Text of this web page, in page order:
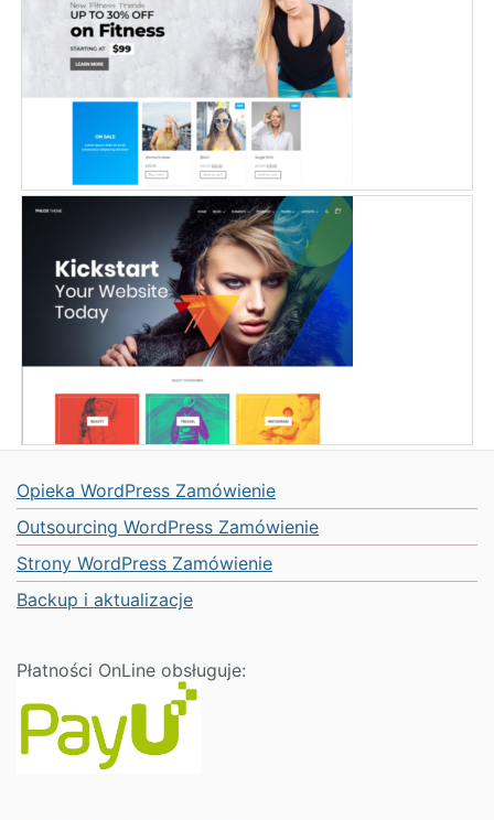
Opieka WordPress Zamówienie
Outsourcing WordPress Zamówienie
Strony WordPress Zamówienie
Backup i aktualizacje
Płatności OnLine obsługuje: